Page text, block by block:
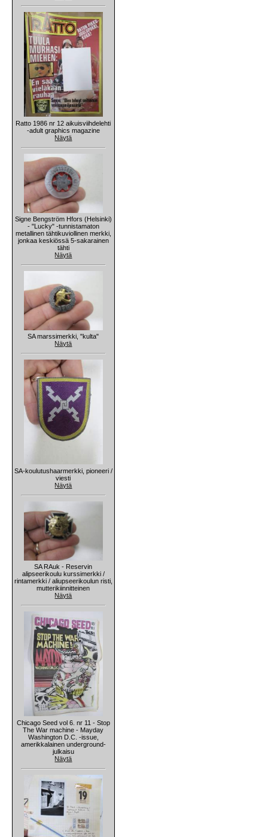
Ratto 1986 nr 12 aikuisviihdelehti
-adult graphics magazine
Näytä
Signe Bengström Hfors (Helsinki)
- "Lucky" -tunnistamaton
metallinen tähtikuviollinen merkki,
jonkaa keskiössä 5-sakarainen
tähti
Näytä
SA marssimerkki, "kulta"
Näytä
SA-koulutushaarmerkki, pioneeri /
viesti
Näytä
SA RAuk - Reservin
alipseerikoulu kurssimerkki /
rintamerkki / aliupseerikoulun risti,
mutterikiinnitteinen
Näytä
Chicago Seed vol 6. nr 11 - Stop
The War machine - Mayday
Washington D.C. -issue,
amerikkalainen underground-
julkaisu
Näytä